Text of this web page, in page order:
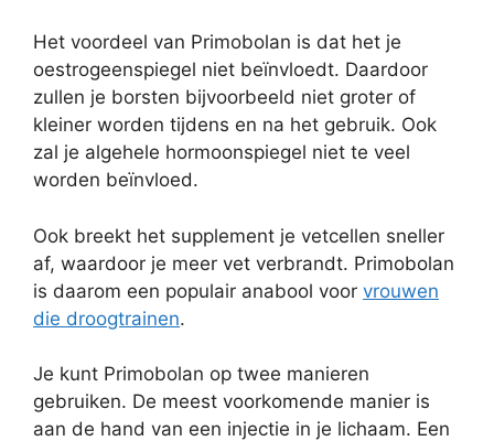
Het voordeel van Primobolan is dat het je
oestrogeenspiegel niet beïnvloedt. Daardoor
zullen je borsten bijvoorbeeld niet groter of
kleiner worden tijdens en na het gebruik. Ook
zal je algehele hormoonspiegel niet te veel
worden beïnvloed.
Ook breekt het supplement je vetcellen sneller
af, waardoor je meer vet verbrandt. Primobolan
is daarom een populair anabool voor vrouwen
die droogtrainen.
Je kunt Primobolan op twee manieren
gebruiken. De meest voorkomende manier is
aan de hand van een injectie in je lichaam. Een